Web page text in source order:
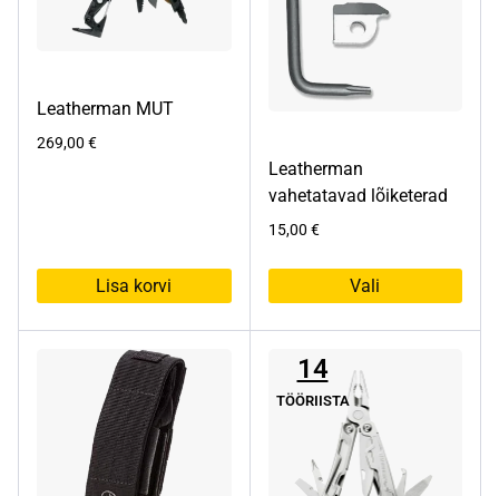
tootelehel.
Leatherman MUT
269,00 €
Lisa korvi
Leatherman
vahetatavad lõiketerad
15,00 €
Vali
mitu
saab
14
TÖÖRIISTA